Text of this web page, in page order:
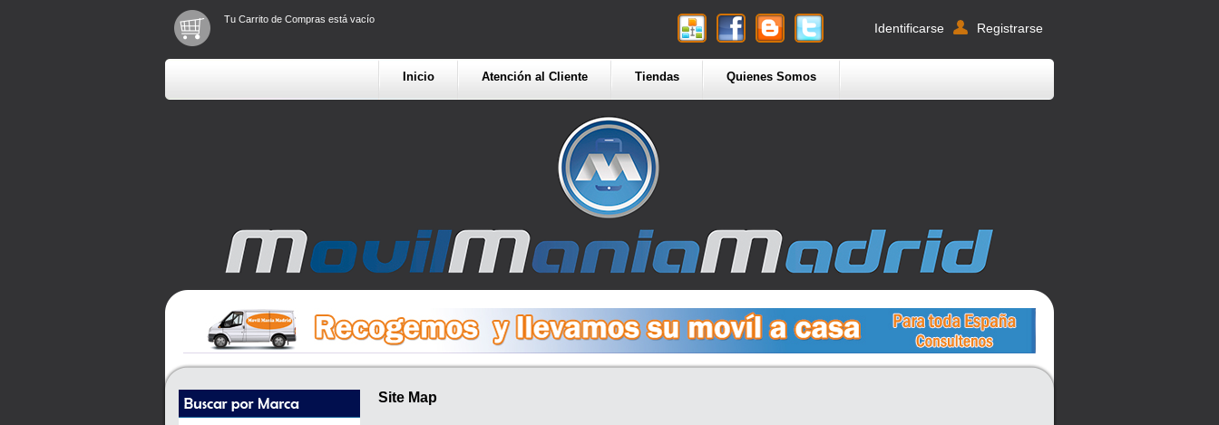
Tu Carrito de Compras está vacío
Identificarse Registrarse
Inicio Atención al Cliente Tiendas Quienes Somos
Site Map